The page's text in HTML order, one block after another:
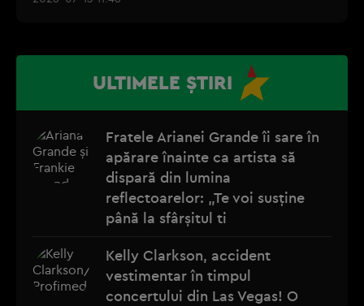
ULTIMELE ȘTIRI
Fratele Arianei Grande îi sare în
apărare înainte ca artista să
dispară din lumina
reflectoarelor: „Te voi susține
până la sfârșitul ti
Kelly Clarkson, accident
vestimentar în timpul
concertului din Las Vegas! O